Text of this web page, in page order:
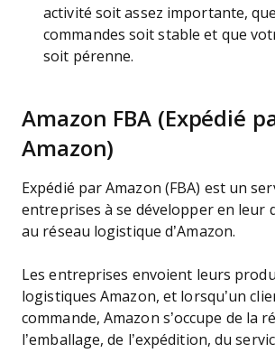
activité soit assez importante,
commandes soit stable et que
soit pérenne.
Amazon FBA (Expédié
Amazon)
Expédié par Amazon (FBA) est un
entreprises à se développer en leur
au réseau logistique d’Amazon.
Les entreprises envoient leurs
logistiques Amazon, et lorsqu’un
commande, Amazon s’occupe de la
l’emballage, de l’expédition, du